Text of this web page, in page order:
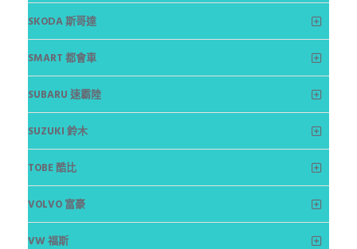
SKODA 斯哥達
SMART 都會車
SUBARU 速霸陸
SUZUKI 鈴木
TOBE 酷比
VOLVO 富豪
VW 福斯